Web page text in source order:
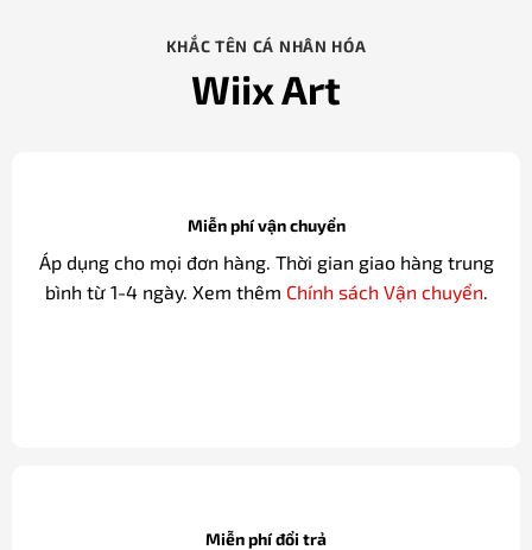
KHẮC TÊN CÁ NHÂN HÓA
Wiix Art
Miễn phí vận chuyển
Áp dụng cho mọi đơn hàng. Thời gian giao hàng trung
bình từ 1-4 ngày. Xem thêm Chính sách Vận chuyển.
Miễn phí đổi trả